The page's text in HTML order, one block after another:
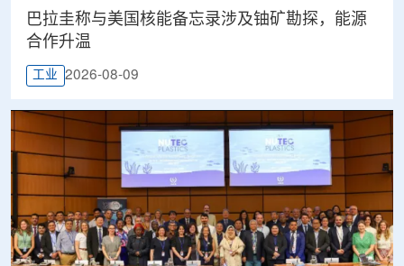
巴拉圭称与美国核能备忘录涉及铀矿勘探，能源
合作升温
工业 2026-08-09